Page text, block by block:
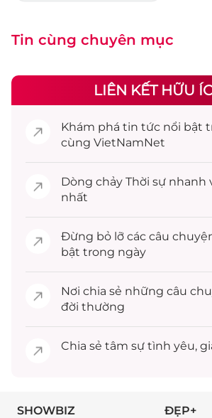
Tin cùng chuyên mục
LIÊN KẾT HỮU
Khám phá tin tức nổi bật
cùng VietNamNet
Dòng chảy Thời sự nhanh
nhất
Đừng bỏ lỡ các câu
bật trong ngày
Nơi chia sẻ những câu
đời thường
Chia sẻ tâm sự tình yêu,
SHOWBIZ ĐẸP+